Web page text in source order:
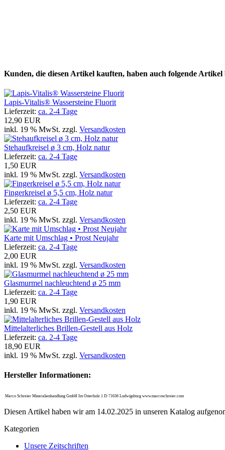
Kunden, die diesen Artikel kauften, haben auch folgende Artikel
Lapis-Vitalis® Wassersteine Fluorit
Lieferzeit: ca. 2-4 Tage
12,90 EUR
inkl. 19 % MwSt. zzgl. Versandkosten
Stehaufkreisel ø 3 cm, Holz natur
Lieferzeit: ca. 2-4 Tage
1,50 EUR
inkl. 19 % MwSt. zzgl. Versandkosten
Fingerkreisel ø 5,5 cm, Holz natur
Lieferzeit: ca. 2-4 Tage
2,50 EUR
inkl. 19 % MwSt. zzgl. Versandkosten
Karte mit Umschlag • Prost Neujahr
Lieferzeit: ca. 2-4 Tage
2,00 EUR
inkl. 19 % MwSt. zzgl. Versandkosten
Glasmurmel nachleuchtend ø 25 mm
Lieferzeit: ca. 2-4 Tage
1,90 EUR
inkl. 19 % MwSt. zzgl. Versandkosten
Mittelalterliches Brillen-Gestell aus Holz
Lieferzeit: ca. 2-4 Tage
18,90 EUR
inkl. 19 % MwSt. zzgl. Versandkosten
Hersteller Informationen:
Marco Schreier Mineralienhandlung GmbH Im Osterholz 1 D-71636 Ludwigsburg www.marcoschreier.com
Diesen Artikel haben wir am 14.02.2025 in unseren Katalog
Kategorien
Unsere Zeitschriften